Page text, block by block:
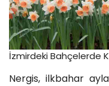
İzmirdeki Bahçelerde
Nergis, ilkbahar